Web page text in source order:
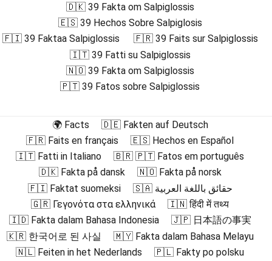
🇩🇰 39 Fakta om Salpiglossis
🇪🇸 39 Hechos Sobre Salpiglosis
🇫🇮 39 Faktaa Salpiglossis
🇫🇷 39 Faits sur Salpiglossis
🇮🇹 39 Fatti su Salpiglossis
🇳🇴 39 Fakta om Salpiglossis
🇵🇹 39 Fatos sobre Salpiglossis
🌍 Facts
🇩🇪 Fakten auf Deutsch
🇫🇷 Faits en français
🇪🇸 Hechos en Español
🇮🇹 Fatti in Italiano
🇧🇷 🇵🇹 Fatos em português
🇩🇰 Fakta på dansk
🇳🇴 Fakta på norsk
🇫🇮 Faktat suomeksi
🇸🇦 حقائق باللغة العربية
🇬🇷 Γεγονότα στα ελληνικά
🇮🇳 हिंदी में तथ्य
🇮🇩 Fakta dalam Bahasa Indonesia
🇯🇵 日本語の事実
🇰🇷 한국어로 된 사실
🇲🇾 Fakta dalam Bahasa Melayu
🇳🇱 Feiten in het Nederlands
🇵🇱 Fakty po polsku